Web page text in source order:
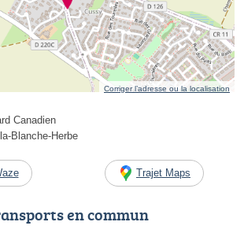
Corriger l’adresse ou la localisation
Canadien
Blanche-Herbe
Trajet Maps
en commun